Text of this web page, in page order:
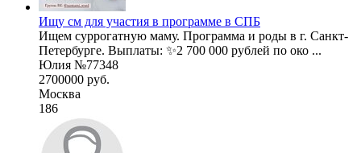
Ищу см для участия в программе в СПБ
Ищем суррогатную маму. Программа и роды в г. Санкт-
Петербурге. Выплаты: ✨2 700 000 рублей по око ...
Юлия №77348
2700000 руб.
Москва
186